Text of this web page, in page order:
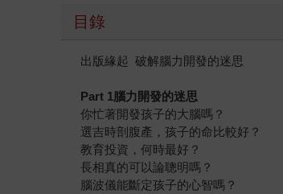
目錄
出版緣起 破解腦力開發的迷思
Part 1腦力開發的迷思
你忙著開發孩子的大腦嗎？
選吉時剖腹產，孩子的命比較好？
教育投資，何時最好？
長相真的可以論聰明嗎？
腦波儀能斷定孩子的心智嗎？